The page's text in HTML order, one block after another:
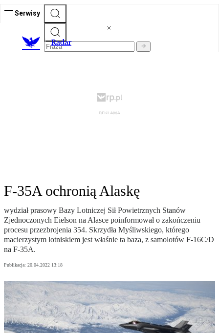
Serwisy
Radar
F-35A ochronią Alaskę
wydział prasowy Bazy Lotniczej Sił Powietrznych Stanów
Zjednoczonych Eielson na Alasce poinformował o zakończeniu
procesu przezbrojenia 354. Skrzydła Myśliwskiego, którego
macierzystym lotniskiem jest właśnie ta baza, z samolotów F-16C/D
na F-35A.
Publikacja: 20.04.2022 13:18